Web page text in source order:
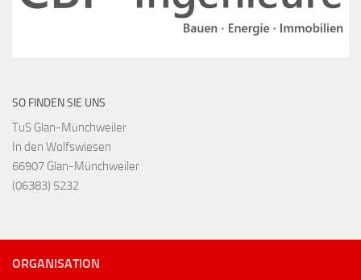
SO FINDEN SIE UNS
TuS Glan-Münchweiler
In den Wolfswiesen
66907 Glan-Münchweiler
(06383) 5232
ORGANISATION